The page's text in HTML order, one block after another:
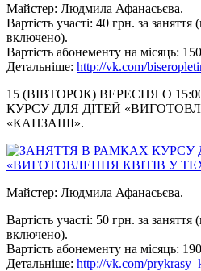
Майстер: Людмила Афанасьєва.
Вартість участі: 40 грн. за
включено).
Вартість абонементу на місяць:
Детальніше: http://vk.com/
15 (ВІВТОРОК) ВЕРЕСНЯ О
КУРСУ ДЛЯ ДІТЕЙ
«КАНЗАШІ».
Майстер: Людмила Афанасьєва.
Вартість участі: 50 грн. за
включено).
Вартість абонементу на місяць:
Детальніше: http://vk.com/prykrasy_